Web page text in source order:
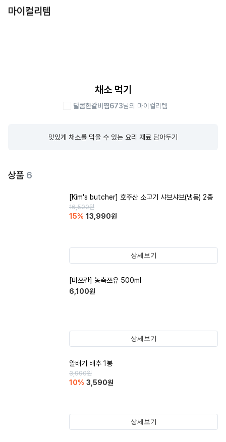
마이컬리템
채소 먹기
달콤한갈비찜673님의 마이컬리템
맛있게 채소를 먹을 수 있는 요리 재료 담아두기
상품 6
[Kim's butcher] 호주산 소고기 샤브샤브(냉동) 2종
16,500원
15% 13,990원
상세보기
[미쯔칸] 농축쯔유 500ml
6,100원
상세보기
알배기 배추 1봉
3,990원
10% 3,590원
상세보기